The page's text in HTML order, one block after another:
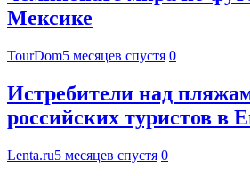
Мексике
TourDom5 месяцев спустя 0
Истребители над
российских туристов в
Lenta.ru5 месяцев спустя 0